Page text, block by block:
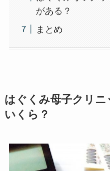
がある？
まとめ
はぐくみ母子クリ
いくら？